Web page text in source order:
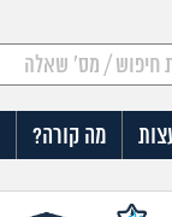
מה קורה?